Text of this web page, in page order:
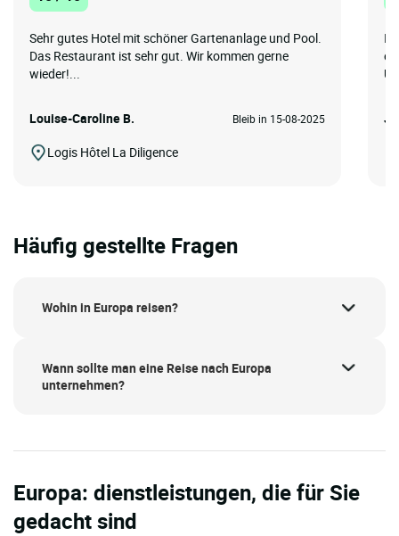
Sehr gutes Hotel mit schöner Gartenanlage und Pool.
Das Restaurant ist sehr gut. Wir kommen gerne
wieder!...
Louise-Caroline B. Bleib in 15-08-2025
Logis Hôtel La Diligence
Häufig gestellte Fragen
Wohin in Europa reisen?
Wann sollte man eine Reise nach Europa
unternehmen?
Europa: dienstleistungen, die für Sie
gedacht sind